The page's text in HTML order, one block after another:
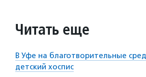
Читать еще
В Уфе на благотворительные
детский хоспис